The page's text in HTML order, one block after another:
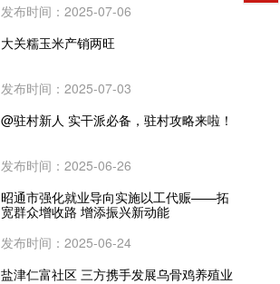
发布时间：2025-07-06
大关糯玉米产销两旺
发布时间：2025-07-03
@驻村新人 实干派必备，驻村攻略来啦！
发布时间：2025-06-26
昭通市强化就业导向实施以工代赈——拓
宽群众增收路 增添振兴新动能
发布时间：2025-06-24
盐津仁富社区 三方携手发展乌骨鸡养殖业